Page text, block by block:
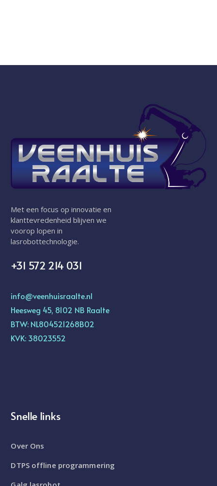
Met een focus op innovatie en
klanttevredenheid blijven we
voorop lopen in
lasrobottechnologie.
+31 572 214 031
info@veenhuisraalte.nl
Heesweg 45, 8102 NB Raalte
BTW: NL804521268B02
KVK: 38023552
Snelle links
Over Ons
DTPS offline programmering